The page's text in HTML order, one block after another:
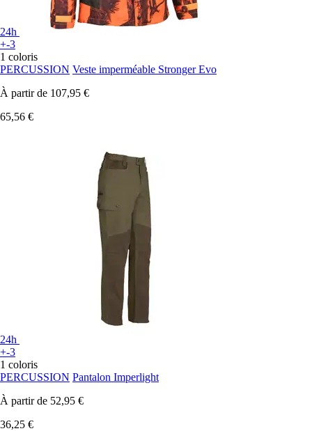
24h
+-3
1 coloris
PERCUSSION Veste imperméable Stronger Evo
À partir de 107,95 €
65,56 €
24h
+-3
1 coloris
PERCUSSION Pantalon Imperlight
À partir de 52,95 €
36,25 €